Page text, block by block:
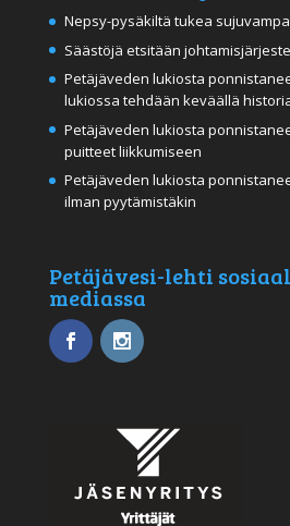
Nepsy-pysäkiltä tukea
Säästöjä etsitään
Petäjäveden lukiosta
lukiossa tehdään keväällä
Petäjäveden lukiosta
puitteet liikkumiseen
Petäjäveden lukiosta
ilman pyytämistäkin
Petäjävesi-lehti
mediassa